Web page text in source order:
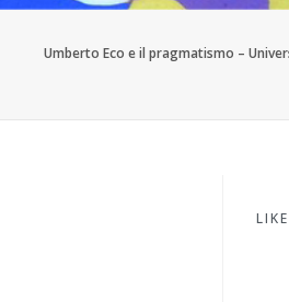
Umberto Eco e il pragmatismo –